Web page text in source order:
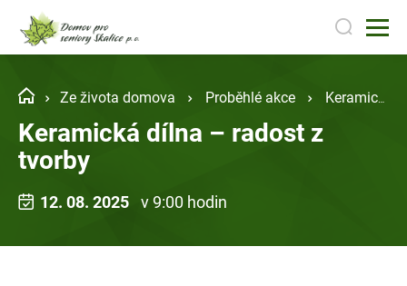
Ze života domova Proběhlé akce Keramická dílna – radost z tvorby
Keramická dílna – radost z
tvorby
12. 08. 2025 v 9:00 hodin